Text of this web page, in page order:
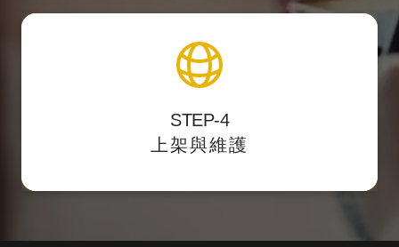
STEP-4
上架與維護
上架與維護
提供後台測試點，校對後正式上架，
網站sitemap提供搜尋引擎蒐錄。